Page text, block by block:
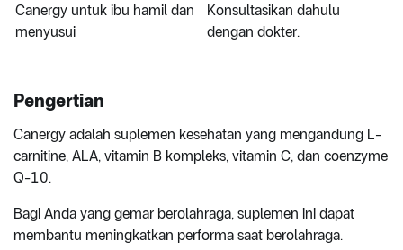
Canergy untuk ibu hamil dan
menyusui
Konsultasikan dahulu
dengan dokter.
Pengertian
Canergy adalah suplemen kesehatan yang mengandung L-
carnitine, ALA, vitamin B kompleks, vitamin C, dan coenzyme
Q-10.
Bagi Anda yang gemar berolahraga, suplemen ini dapat
membantu meningkatkan performa saat berolahraga.